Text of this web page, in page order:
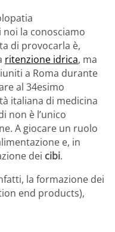
la conosciamo
di provocarla è,
ritenzione idrica, ma
a Roma durante
al 34esimo
italiana di medicina
non è l’unico
A giocare un ruolo
e, in
dei cibi.
la formazione dei
end products),